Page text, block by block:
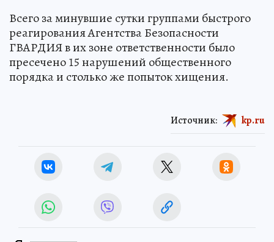
Всего за минувшие сутки группами быстрого
реагирования Агентства Безопасности
ГВАРДИЯ в их зоне ответственности было
пресечено 15 нарушений общественного
порядка и столько же попыток хищения.
Источник: kp.ru